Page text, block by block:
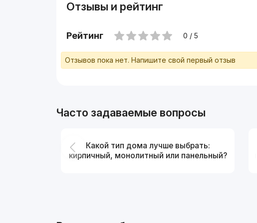
Отзывы и рейтинг
Рейтинг 0 / 5
Отзывов пока нет. Напишите свой первый отзыв
Часто задаваемые вопросы
Какой тип дома лучше выбрать:
кирпичный, монолитный или панельный?